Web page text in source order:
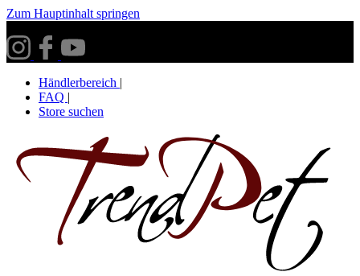
Zum Hauptinhalt springen
Händlerbereich |
FAQ |
Store suchen